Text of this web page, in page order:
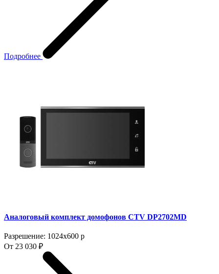
Подробнее
Аналоговый комплект домофонов CTV DP2702MD
Разрешение: 1024x600 p
От 23 030 ₽